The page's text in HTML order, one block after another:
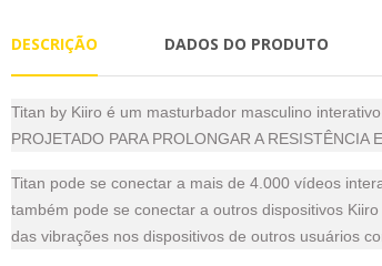
DESCRIÇÃO DADOS DO PRODUTO
Titan by Kiiro é um masturbador masculino
PROJETADO PARA PROLONGAR A RESISTÊNCIA
Titan pode se conectar a mais de 4.000 vídeos
também pode se conectar a outros dispositivos
das vibrações nos dispositivos de outros usuários